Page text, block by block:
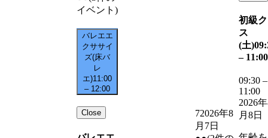
イベント)
バレエエ
クササイ
ズ(床バ
レ
エ)11:00
– 12:00
Close 72026年8
月7日
初級
ス
(土)
– 11:00
09:30 –
11:00
2026
月8日